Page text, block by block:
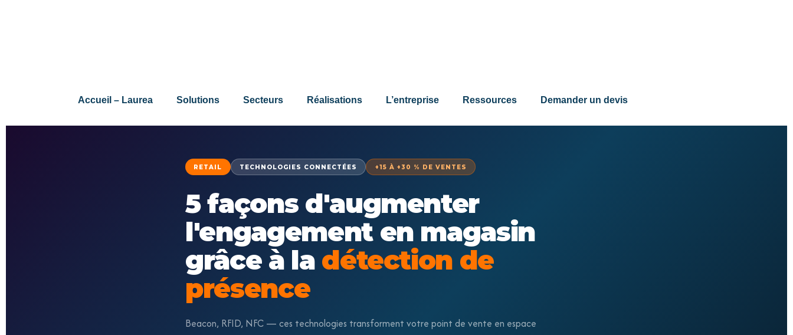
Accueil – Laurea Solutions Secteurs Réalisations L’entreprise Ressources Demander un devis
RETAIL TECHNOLOGIES CONNECTÉES +15 À +30 % DE VENTES
5 façons d'augmenter
l'engagement en magasin
grâce à la détection de
présence
Beacon, RFID, NFC — ces technologies transforment votre point de vente en espace